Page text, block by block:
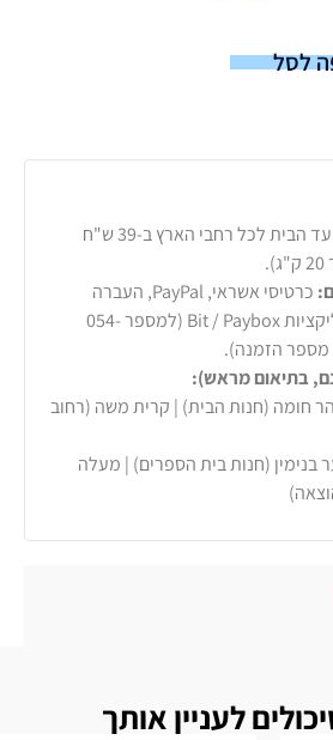
לסל
שליח עד הבית לכל רחבי הארץ ב-39 ש"ח
כרטיסי אשראי, PayPal, העברה
בנקאית או באפליקציות Bit / Paybox (למספר 054-
בתיאום מראש):
חומה (חנות הבית) | קרית משה (רחוב
בנימין (חנות בית הספרים) | מעלה
לעניין אותך